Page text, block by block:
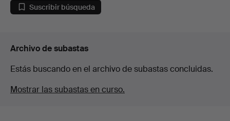
Suscribir búsqueda
Archivo de subastas
Estás buscando en el archivo de subastas concluidas.
Mostrar las subastas en curso.